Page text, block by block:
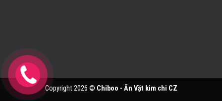
Copyright 2026 © Chiboo - Ăn Vặt kim chi CZ